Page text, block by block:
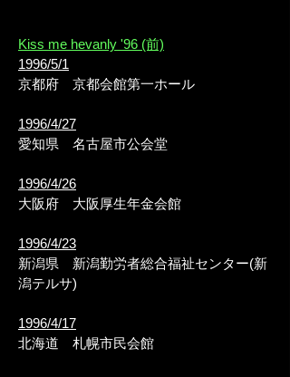
Kiss me hevanly '96 (前)
1996/5/1
京都府 京都会館第一ホール
1996/4/27
愛知県 名古屋市公会堂
1996/4/26
大阪府 大阪厚生年金会館
1996/4/23
新潟県 新潟勤労者総合福祉センター(新
潟テルサ)
1996/4/17
北海道 札幌市民会館